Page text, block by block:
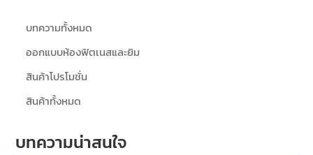
บทความทั้งหมด
ออกแบบห้องฟิตเนสและยิม
สินค้าโปรโมชั่น
สินค้าทั้งหมด
บทความน่าสนใจ